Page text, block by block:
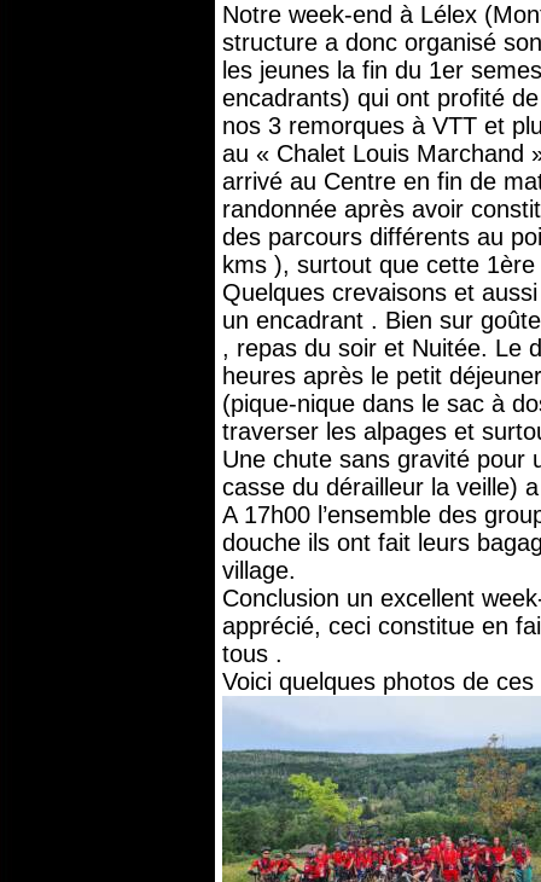
Notre week-end à Lélex
structure a donc organisé
les jeunes la fin du 1er
encadrants) qui ont profité
nos 3 remorques à VTT et
au « Chalet Louis Marchand
arrivé au Centre en fin de
randonnée après avoir
des parcours différents au
kms ), surtout que cette
Quelques crevaisons et
un encadrant . Bien sur
, repas du soir et Nuitée. Le
heures après le petit
(pique-nique dans le sac à
traverser les alpages et
Une chute sans gravité pour
casse du dérailleur la veille)
A 17h00 l’ensemble des
douche ils ont fait leurs
village.
Conclusion un excellent
apprécié, ceci constitue en
tous .
Voici quelques photos de